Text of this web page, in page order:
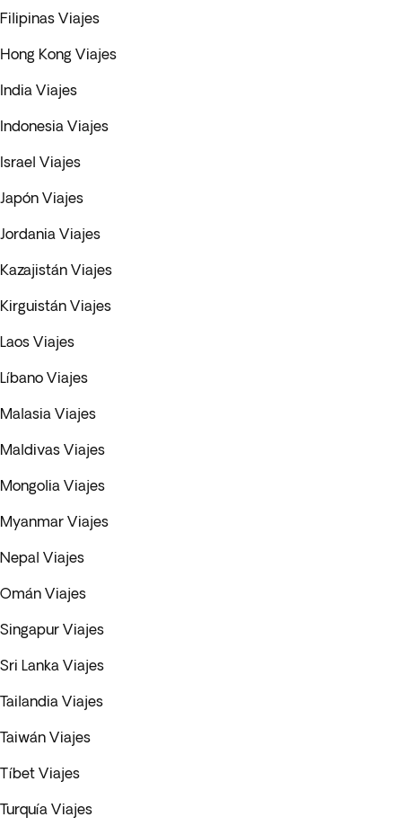
Filipinas Viajes
Hong Kong Viajes
India Viajes
Indonesia Viajes
Israel Viajes
Japón Viajes
Jordania Viajes
Kazajistán Viajes
Kirguistán Viajes
Laos Viajes
Líbano Viajes
Malasia Viajes
Maldivas Viajes
Mongolia Viajes
Myanmar Viajes
Nepal Viajes
Omán Viajes
Singapur Viajes
Sri Lanka Viajes
Tailandia Viajes
Taiwán Viajes
Tíbet Viajes
Turquía Viajes